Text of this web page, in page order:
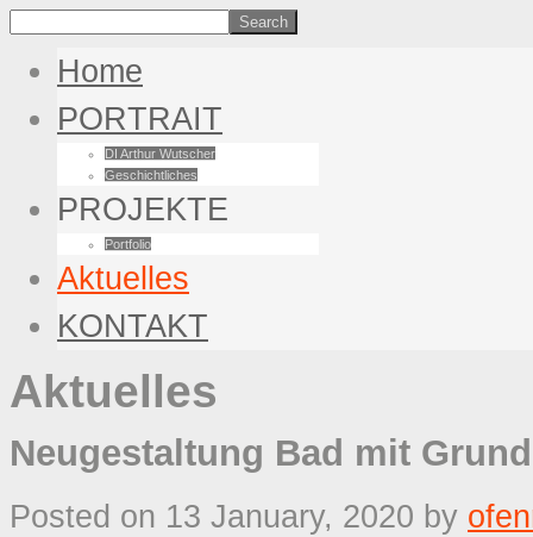
Home
PORTRAIT
DI Arthur Wutscher
Geschichtliches
PROJEKTE
Portfolio
Aktuelles
KONTAKT
Aktuelles
Neugestaltung Bad mit
Posted on 13 January, 2020 by